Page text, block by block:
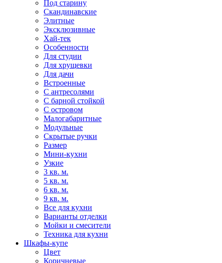
Под старину
Скандинавские
Элитные
Эксклюзивные
Хай-тек
Особенности
Для студии
Для хрущевки
Для дачи
Встроенные
С антресолями
С барной стойкой
С островом
Малогабаритные
Модульные
Скрытые ручки
Размер
Мини-кухни
Узкие
3 кв. м.
5 кв. м.
6 кв. м.
9 кв. м.
Все для кухни
Варианты отделки
Мойки и смесители
Техника для кухни
Шкафы-купе
Цвет
Коричневые